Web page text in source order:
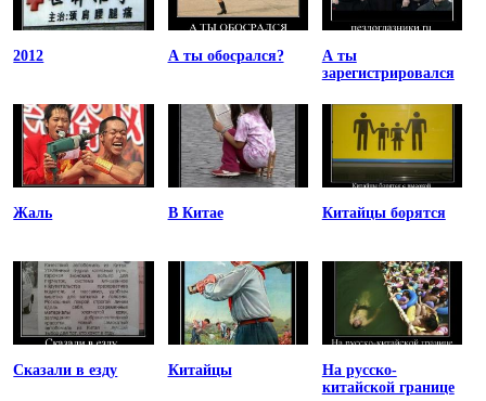
2012 А ты обосрался?
А ты
зарегистрировался
Жаль В Китае Китайцы борятся
Сказали в езду Китайцы
На русско-
китайской границе